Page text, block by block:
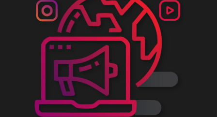
Google Ads
Facebook Ads
Desarrollo Web
Automatización
Email marketing